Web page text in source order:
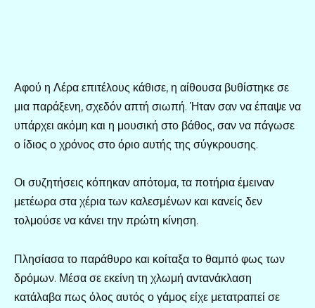
Αφού η Λέρα επιτέλους κάθισε, η αίθουσα βυθίστηκε σε
μια παράξενη, σχεδόν απτή σιωπή. Ήταν σαν να έπαψε να
υπάρχει ακόμη και η μουσική στο βάθος, σαν να πάγωσε
ο ίδιος ο χρόνος στο όριο αυτής της σύγκρουσης.
Οι συζητήσεις κόπηκαν απότομα, τα ποτήρια έμειναν
μετέωρα στα χέρια των καλεσμένων και κανείς δεν
τολμούσε να κάνει την πρώτη κίνηση.
Πλησίασα το παράθυρο και κοίταξα το θαμπό φως των
δρόμων. Μέσα σε εκείνη τη χλωμή αντανάκλαση
κατάλαβα πως όλος αυτός ο γάμος είχε μετατραπεί σε